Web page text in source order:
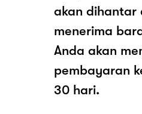
akan dihantar
menerima
Anda akan
pembayaran
30 hari.